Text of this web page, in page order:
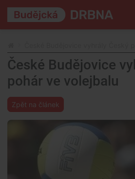
České Budějovice
pohár ve volejbalu
Zpět na článek